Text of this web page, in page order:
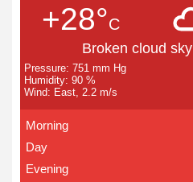
+28°C
Broken cloud sky
Pressure: 751 mm Hg
Humidity: 90 %
Wind: East, 2.2 m/s
Morning
Day
Evening